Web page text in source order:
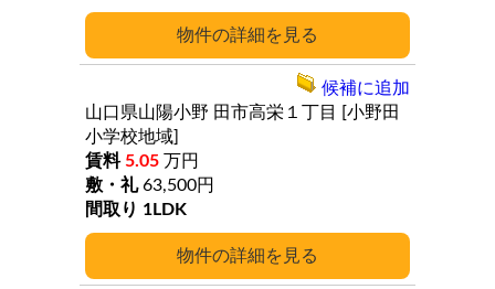
詳細
詳細
山口県山陽小野 田市高栄１丁目
[小野田
小学校地域]
5.05 万円
63,500円
1LDK
候補に追加